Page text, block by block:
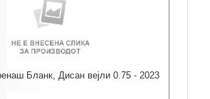
Бланк, Дисан вејли 0.75 - 2023